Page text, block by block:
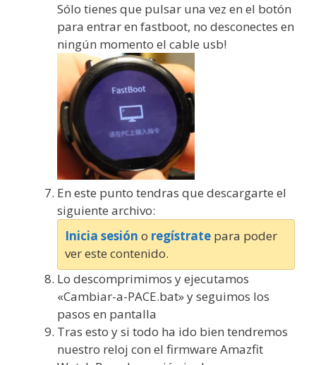
Sólo tienes que pulsar una vez en el botón
para entrar en fastboot, no desconectes en
ningún momento el cable usb!
En este punto tendras que descargarte el
siguiente archivo:
Inicia sesión o regístrate para poder
ver este contenido.
Lo descomprimimos y ejecutamos
«Cambiar-a-PACE.bat» y seguimos los
pasos en pantalla
Tras esto y si todo ha ido bien tendremos
nuestro reloj con el firmware Amazfit